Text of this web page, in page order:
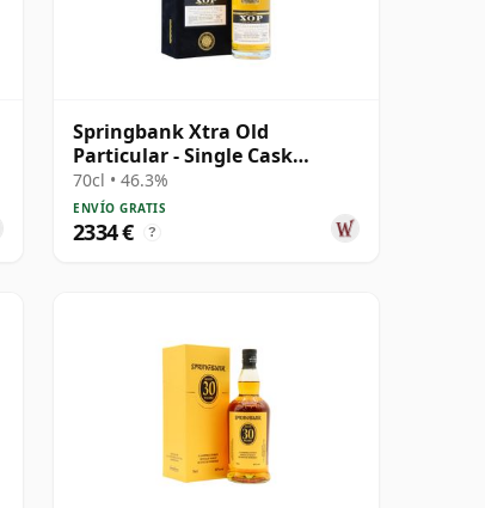
Springbank Xtra Old
Particular - Single Cask
#18281 1992 31 años
70cl • 46.3%
ENVÍO GRATIS
2334 € ?